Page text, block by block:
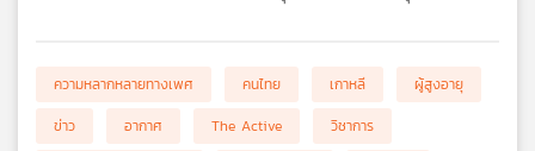
ความหลากหลายทางเพศ คนไทย เกาหลี
ผู้สูงอายุ
ข่าว
อากาศ The Active
วิชาการ